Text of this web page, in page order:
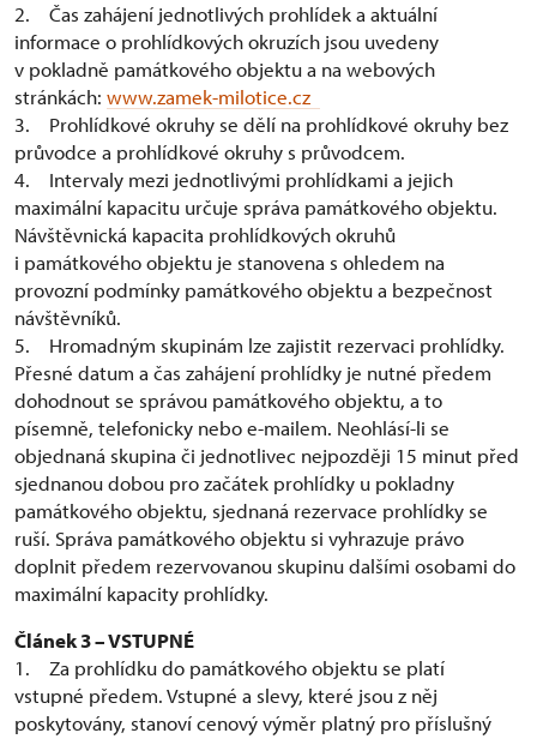
2. Čas zahájení jednotlivých prohlídek a aktuální
informace o prohlídkových okruzích jsou uvedeny
v pokladně památkového objektu a na webových
stránkách: www.zamek-milotice.cz
3. Prohlídkové okruhy se dělí na prohlídkové okruhy bez
průvodce a prohlídkové okruhy s průvodcem.
4. Intervaly mezi jednotlivými prohlídkami a jejich
maximální kapacitu určuje správa památkového objektu.
Návštěvnická kapacita prohlídkových okruhů
i památkového objektu je stanovena s ohledem na
provozní podmínky památkového objektu a bezpečnost
návštěvníků.
5. Hromadným skupinám lze zajistit rezervaci prohlídky.
Přesné datum a čas zahájení prohlídky je nutné předem
dohodnout se správou památkového objektu, a to
písemně, telefonicky nebo e-mailem. Neohlásí-li se
objednaná skupina či jednotlivec nejpozději 15 minut před
sjednanou dobou pro začátek prohlídky u pokladny
památkového objektu, sjednaná rezervace prohlídky se
ruší. Správa památkového objektu si vyhrazuje právo
doplnit předem rezervovanou skupinu dalšími osobami do
maximální kapacity prohlídky.
Článek 3 – VSTUPNÉ
1. Za prohlídku do památkového objektu se platí
vstupné předem. Vstupné a slevy, které jsou z něj
poskytovány, stanoví cenový výměr platný pro příslušný